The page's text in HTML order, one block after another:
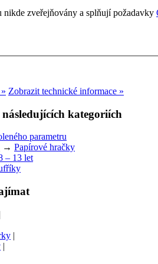
nikde zveřejňovány a splňují požadavky
Zobrazit technické informace »
kategoriích
parametru
→ Papírové hračky
– 13 let
|
|